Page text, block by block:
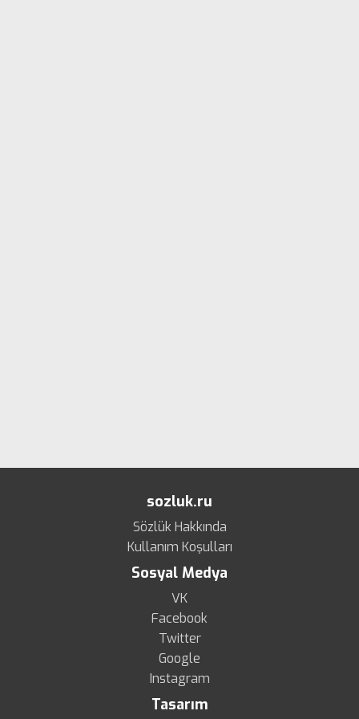
sozluk.ru
Sözlük Hakkında
Kullanım Koşulları
Sosyal Medya
VK
Facebook
Twitter
Google
Instagram
Tasarım